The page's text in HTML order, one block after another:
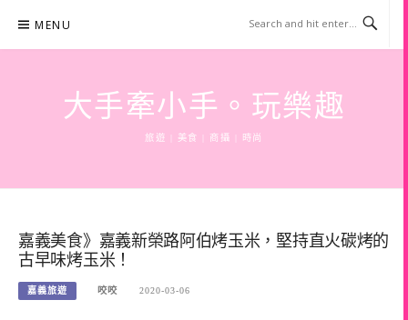
content
MENU
大手牽小手。玩樂趣
旅遊 | 美食 | 商攝 | 時尚
嘉義美食》嘉義新榮路阿伯烤玉米，堅持直火碳烤的
古早味烤玉米！
嘉義旅遊 咬咬 2020-03-06